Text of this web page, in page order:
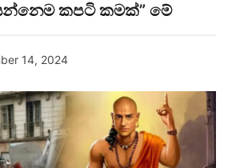
කපටි කමක්” මේ
14, 2024